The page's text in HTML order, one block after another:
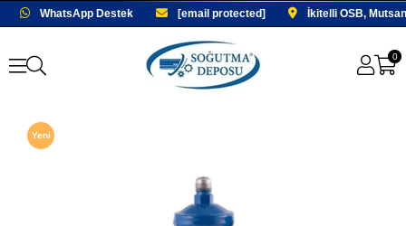
WhatsApp Destek [email protected] İkitelli OSB, Mutsan
0
Yeni